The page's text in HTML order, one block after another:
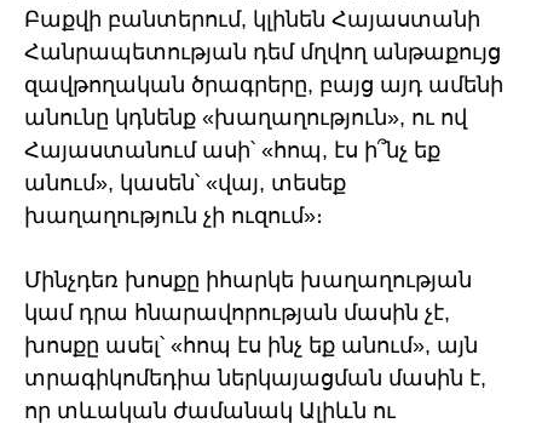
Բաքվի բանտերում, կլինեն Հայաստանի
Հանրապետության դեմ մղվող անթաքույց
զավթողական ծրագրերը, բայց այդ ամենի
անունը կդնենք «խաղաղություն», ու ով
Հայաստանում ասի՝ «հոպ, էս ի՞նչ եք
անում», կասեն՝ «վայ, տեսեք
խաղաղություն չի ուզում»։
Մինչդեռ խոսքը իհարկե խաղաղության
կամ դրա հնարավորության մասին չէ,
խոսքը ասել՝ «հոպ էս ինչ եք անում», այն
տրագիկոմեդիա ներկայացման մասին է,
որ տևական ժամանակ Ալիևն ու